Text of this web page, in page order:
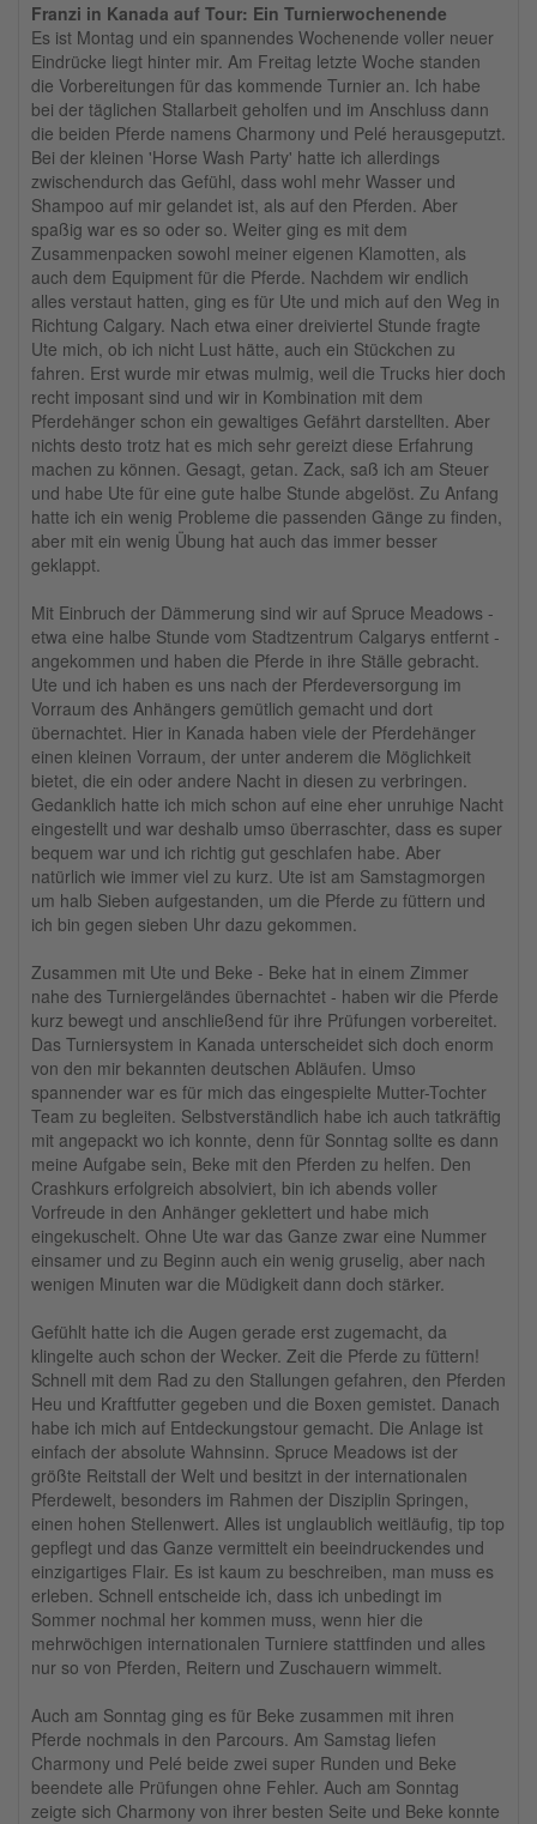
Franzi in Kanada auf Tour: Ein Turnierwochenende
Es ist Montag und ein spannendes Wochenende voller neuer
Eindrücke liegt hinter mir. Am Freitag letzte Woche standen
die Vorbereitungen für das kommende Turnier an. Ich habe
bei der täglichen Stallarbeit geholfen und im Anschluss dann
die beiden Pferde namens Charmony und Pelé herausgeputzt.
Bei der kleinen 'Horse Wash Party' hatte ich allerdings
zwischendurch das Gefühl, dass wohl mehr Wasser und
Shampoo auf mir gelandet ist, als auf den Pferden. Aber
spaßig war es so oder so. Weiter ging es mit dem
Zusammenpacken sowohl meiner eigenen Klamotten, als
auch dem Equipment für die Pferde. Nachdem wir endlich
alles verstaut hatten, ging es für Ute und mich auf den Weg in
Richtung Calgary. Nach etwa einer dreiviertel Stunde fragte
Ute mich, ob ich nicht Lust hätte, auch ein Stückchen zu
fahren. Erst wurde mir etwas mulmig, weil die Trucks hier doch
recht imposant sind und wir in Kombination mit dem
Pferdehänger schon ein gewaltiges Gefährt darstellten. Aber
nichts desto trotz hat es mich sehr gereizt diese Erfahrung
machen zu können. Gesagt, getan. Zack, saß ich am Steuer
und habe Ute für eine gute halbe Stunde abgelöst. Zu Anfang
hatte ich ein wenig Probleme die passenden Gänge zu finden,
aber mit ein wenig Übung hat auch das immer besser
geklappt.
Mit Einbruch der Dämmerung sind wir auf Spruce Meadows -
etwa eine halbe Stunde vom Stadtzentrum Calgarys entfernt -
angekommen und haben die Pferde in ihre Ställe gebracht.
Ute und ich haben es uns nach der Pferdeversorgung im
Vorraum des Anhängers gemütlich gemacht und dort
übernachtet. Hier in Kanada haben viele der Pferdehänger
einen kleinen Vorraum, der unter anderem die Möglichkeit
bietet, die ein oder andere Nacht in diesen zu verbringen.
Gedanklich hatte ich mich schon auf eine eher unruhige Nacht
eingestellt und war deshalb umso überraschter, dass es super
bequem war und ich richtig gut geschlafen habe. Aber
natürlich wie immer viel zu kurz. Ute ist am Samstagmorgen
um halb Sieben aufgestanden, um die Pferde zu füttern und
ich bin gegen sieben Uhr dazu gekommen.
Zusammen mit Ute und Beke - Beke hat in einem Zimmer
nahe des Turniergeländes übernachtet - haben wir die Pferde
kurz bewegt und anschließend für ihre Prüfungen vorbereitet.
Das Turniersystem in Kanada unterscheidet sich doch enorm
von den mir bekannten deutschen Abläufen. Umso
spannender war es für mich das eingespielte Mutter-Tochter
Team zu begleiten. Selbstverständlich habe ich auch tatkräftig
mit angepackt wo ich konnte, denn für Sonntag sollte es dann
meine Aufgabe sein, Beke mit den Pferden zu helfen. Den
Crashkurs erfolgreich absolviert, bin ich abends voller
Vorfreude in den Anhänger geklettert und habe mich
eingekuschelt. Ohne Ute war das Ganze zwar eine Nummer
einsamer und zu Beginn auch ein wenig gruselig, aber nach
wenigen Minuten war die Müdigkeit dann doch stärker.
Gefühlt hatte ich die Augen gerade erst zugemacht, da
klingelte auch schon der Wecker. Zeit die Pferde zu füttern!
Schnell mit dem Rad zu den Stallungen gefahren, den Pferden
Heu und Kraftfutter gegeben und die Boxen gemistet. Danach
habe ich mich auf Entdeckungstour gemacht. Die Anlage ist
einfach der absolute Wahnsinn. Spruce Meadows ist der
größte Reitstall der Welt und besitzt in der internationalen
Pferdewelt, besonders im Rahmen der Disziplin Springen,
einen hohen Stellenwert. Alles ist unglaublich weitläufig, tip top
gepflegt und das Ganze vermittelt ein beeindruckendes und
einzigartiges Flair. Es ist kaum zu beschreiben, man muss es
erleben. Schnell entscheide ich, dass ich unbedingt im
Sommer nochmal her kommen muss, wenn hier die
mehrwöchigen internationalen Turniere stattfinden und alles
nur so von Pferden, Reitern und Zuschauern wimmelt.
Auch am Sonntag ging es für Beke zusammen mit ihren
Pferde nochmals in den Parcours. Am Samstag liefen
Charmony und Pelé beide zwei super Runden und Beke
beendete alle Prüfungen ohne Fehler. Auch am Sonntag
zeigte sich Charmony von ihrer besten Seite und Beke konnte